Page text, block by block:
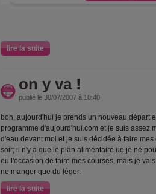
lire la suite
on y va !
publié le 30/07/2007 à 10:40
bon, aujourd'hui je prends un nouveau départ
programme d'aujourd'hui.com et je suis assez
d'eau devant moi et je suis décidée à faire
soir; il n'y a que le plan alimentaire ue je ne
eu l'occasion de faire mes courses, mais je
ne manger que du léger.
lire la suite